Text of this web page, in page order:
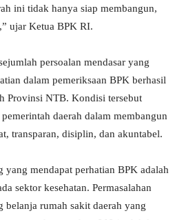
ini tidak hanya siap membangun,
ujar Ketua BPK RI.
persoalan mendasar yang
dalam pemeriksaan BPK berhasil
Provinsi NTB. Kondisi tersebut
daerah dalam membangun
transparan, disiplin, dan akuntabel.
yang mendapat perhatian BPK adalah
sektor kesehatan. Permasalahan
belanja rumah sakit daerah yang